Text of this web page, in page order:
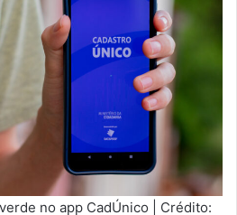
no app CadÚnico | Crédito: